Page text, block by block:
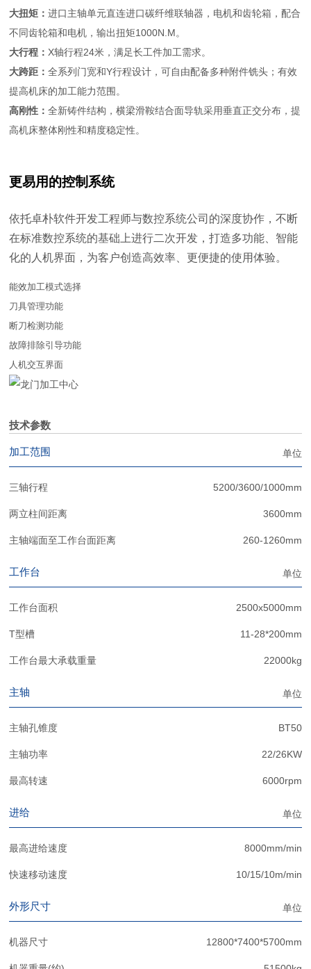
大扭矩：进口主轴单元直连进口碳纤维联轴器，电机和齿轮箱，配合
不同齿轮箱和电机，输出扭矩1000N.M。
大行程： X轴行程24米，满足长工件加工需求。
大跨距：全系列门宽和Y行程设计，可自由配备多种附件铣头；有效
提高机床的加工能力范围。
高刚性：全新铸件结构，横梁滑鞍结合面导轨采用垂直正交分布，提
高机床整体刚性和精度稳定性。
更易用的控制系统
依托卓朴软件开发工程师与数控系统公司的深度协作，不断
在标准数控系统的基础上进行二次开发，打造多功能、智能
化的人机界面，为客户创造高效率、更便捷的使用体验。
能效加工模式选择
刀具管理功能
断刀检测功能
故障排除引导功能
人机交互界面
技术参数
加工范围 单位
三轴行程 5200/3600/1000mm
两立柱间距离 3600mm
主轴端面至工作台面距离 260-1260mm
工作台 单位
工作台面积 2500x5000mm
T型槽 11-28*200mm
工作台最大承载重量 22000kg
主轴 单位
主轴孔锥度 BT50
主轴功率 22/26KW
最高转速 6000rpm
进给 单位
最高进给速度 8000mm/min
快速移动速度 10/15/10m/min
外形尺寸 单位
机器尺寸 12800*7400*5700mm